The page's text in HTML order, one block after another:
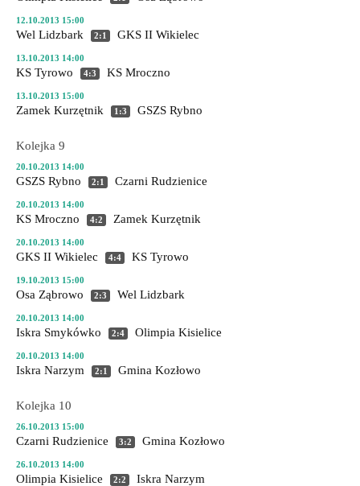
12.10.2013 15:00
Wel Lidzbark 2:1 GKS II Wikielec
13.10.2013 14:00
KS Tyrowo 4:3 KS Mroczno
13.10.2013 15:00
Zamek Kurzętnik 1:3 GSZS Rybno
Kolejka 9
20.10.2013 14:00
GSZS Rybno 2:1 Czarni Rudzienice
20.10.2013 14:00
KS Mroczno 4:2 Zamek Kurzętnik
20.10.2013 14:00
GKS II Wikielec 4:4 KS Tyrowo
19.10.2013 15:00
Osa Ząbrowo 2:3 Wel Lidzbark
20.10.2013 14:00
Iskra Smykówko 2:4 Olimpia Kisielice
20.10.2013 14:00
Iskra Narzym 2:1 Gmina Kozłowo
Kolejka 10
26.10.2013 15:00
Czarni Rudzienice 3:2 Gmina Kozłowo
26.10.2013 14:00
Olimpia Kisielice 2:2 Iskra Narzym